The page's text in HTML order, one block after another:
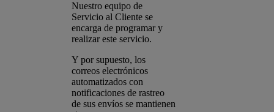
Nuestro equipo de
Servicio al Cliente se
encarga de programar y
realizar este servicio.
Y por supuesto, los
correos electrónicos
automatizados con
notificaciones de rastreo
de sus envíos se mantienen